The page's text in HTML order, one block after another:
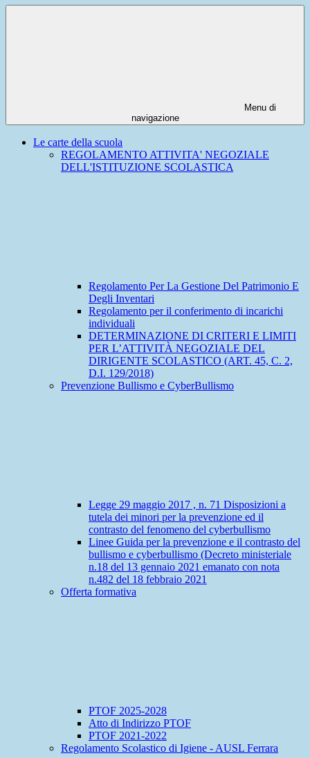
Menu di
navigazione
Le carte della scuola
REGOLAMENTO ATTIVITA' NEGOZIALE
DELL'ISTITUZIONE SCOLASTICA
Regolamento Per La Gestione Del Patrimonio E
Degli Inventari
Regolamento per il conferimento di incarichi
individuali
DETERMINAZIONE DI CRITERI E LIMITI
PER L’ATTIVITÀ NEGOZIALE DEL
DIRIGENTE SCOLASTICO (ART. 45, C. 2,
D.I. 129/2018)
Prevenzione Bullismo e CyberBullismo
Legge 29 maggio 2017 , n. 71 Disposizioni a
tutela dei minori per la prevenzione ed il
contrasto del fenomeno del cyberbullismo
Linee Guida per la prevenzione e il contrasto del
bullismo e cyberbullismo (Decreto ministeriale
n.18 del 13 gennaio 2021 emanato con nota
n.482 del 18 febbraio 2021
Offerta formativa
PTOF 2025-2028
Atto di Indirizzo PTOF
PTOF 2021-2022
Regolamento Scolastico di Igiene - AUSL Ferrara